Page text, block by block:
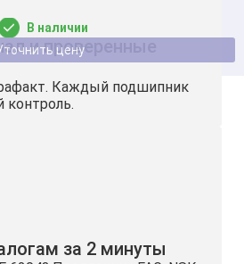
В наличии
Уточнить цену
и проверенные
Каждый подшипник
контроль.
за 2 минуты